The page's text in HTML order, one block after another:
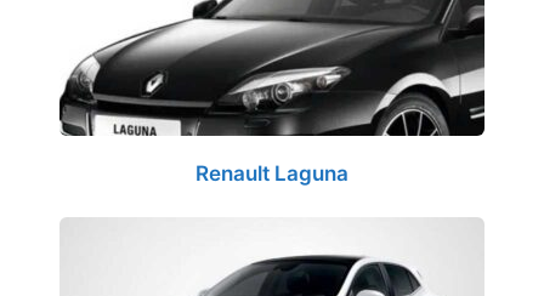
Renault Laguna